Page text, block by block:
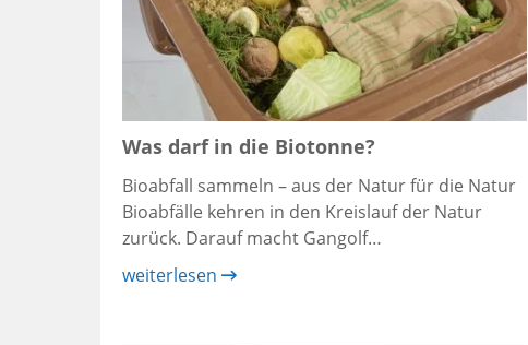
Was darf in die Biotonne?
Bioabfall sammeln – aus der Natur für die Natur
Bioabfälle kehren in den Kreislauf der Natur
zurück. Darauf macht Gangolf…
weiterlesen